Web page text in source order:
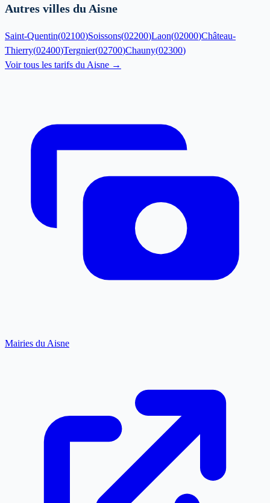
Autres villes du Aisne
Saint-Quentin(02100)Soissons(02200)Laon(02000)Château-
Thierry(02400)Tergnier(02700)Chauny(02300)
Voir tous les tarifs duAisne →
Mairies du Aisne